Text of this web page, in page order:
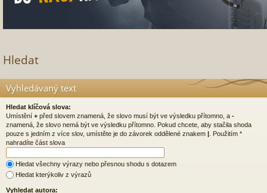
Hledat
Vyhledávaný text
Hledat klíčová slova:
Umístění + před slovem znamená, že slovo musí být ve výsledku přítomno, a -
znamená, že slovo nemá být ve výsledku přítomno. Pokud chcete, aby stačila shoda
pouze s jedním z více slov, umístěte je do závorek oddělené znakem | . Použitím *
nahradíte část slova
Hledat všechny výrazy nebo přesnou shodu s dotazem
Hledat kterýkoliv z výrazů
Vyhledat autora: